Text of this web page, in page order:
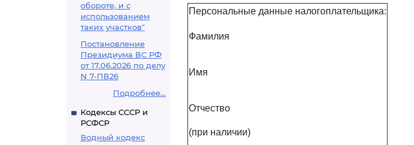
обороте, и с
использованием
таких участков"
Постановление
Президиума ВС РФ
от 17.06.2026 по делу
N 7-ПВ26
Подробнее...
Кодексы СССР и
РСФСР
Водный кодекс
Персональные данные налогоплательщика:
Фамилия
Имя
Отчество
(при наличии)